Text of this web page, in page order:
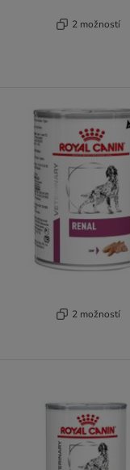
2 možností
2 možností